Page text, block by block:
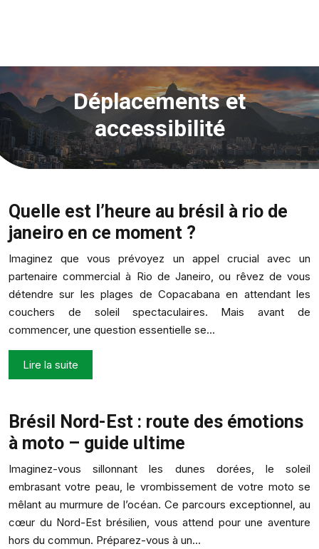
Déplacements et
accessibilité
Quelle est l’heure au brésil à rio de
janeiro en ce moment ?
Imaginez que vous prévoyez un appel crucial avec un
partenaire commercial à Rio de Janeiro, ou rêvez de vous
détendre sur les plages de Copacabana en attendant les
couchers de soleil spectaculaires. Mais avant de
commencer, une question essentielle se…
Lire la suite
Brésil Nord-Est : route des émotions
à moto – guide ultime
Imaginez-vous sillonnant les dunes dorées, le soleil
embrasant votre peau, le vrombissement de votre moto se
mêlant au murmure de l’océan. Ce parcours exceptionnel, au
cœur du Nord-Est brésilien, vous attend pour une aventure
hors du commun. Préparez-vous à un…